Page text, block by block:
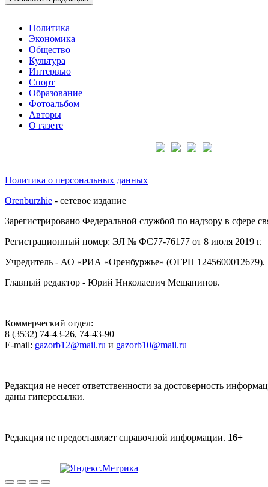
Политика
Экономика
Общество
Культура
Интервью
Спорт
Образование
Фотоальбом
Авторы
О газете
Политика о персональных данных
Orenburzhie - сетевое издание
Зарегистрировано Федеральной службой по надзору в сфере
Регистрационный номер: ЭЛ № ФС77-76177 от 8 июля 2019 г.
Учредитель - АО «РИА «Оренбуржье» (ОГРН 1245600012679).
Главный редактор - Юрий Николаевич Мещанинов.
Коммерческий отдел:
8 (3532) 74-43-26, 74-43-90
E-mail: gazorb12@mail.ru и gazorb10@mail.ru
Редакция не несет ответственности за достоверность
даны гиперссылки.
Редакция не предоставляет справочной информации. 16+